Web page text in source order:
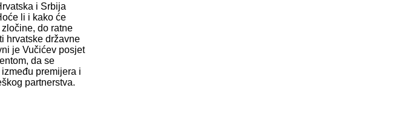
i Srbija
li i kako će
do ratne
hrvatske državne
je Vučićev posjet
da se
premijera i
partnerstva.